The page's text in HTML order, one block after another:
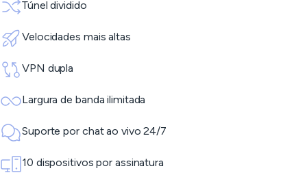
Túnel dividido
Velocidades mais altas
VPN dupla
Largura de banda ilimitada
Suporte por chat ao vivo 24/7
10 dispositivos por assinatura